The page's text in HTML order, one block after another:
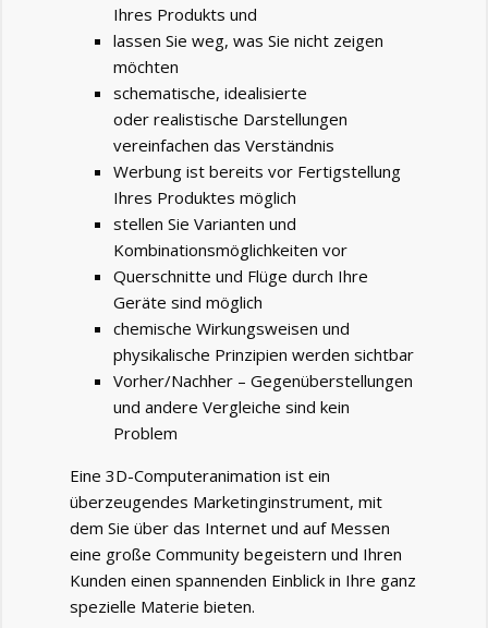
Ihres Produkts und
lassen Sie weg, was Sie nicht zeigen
möchten
schematische, idealisierte
oder realistische Darstellungen
vereinfachen das Verständnis
Werbung ist bereits vor Fertigstellung
Ihres Produktes möglich
stellen Sie Varianten und
Kombinationsmöglichkeiten vor
Querschnitte und Flüge durch Ihre
Geräte sind möglich
chemische Wirkungsweisen und
physikalische Prinzipien werden sichtbar
Vorher/Nachher – Gegenüberstellungen
und andere Vergleiche sind kein
Problem
Eine 3D-Computeranimation ist ein
überzeugendes Marketinginstrument, mit
dem Sie über das Internet und auf Messen
eine große Community begeistern und Ihren
Kunden einen spannenden Einblick in Ihre ganz
spezielle Materie bieten.